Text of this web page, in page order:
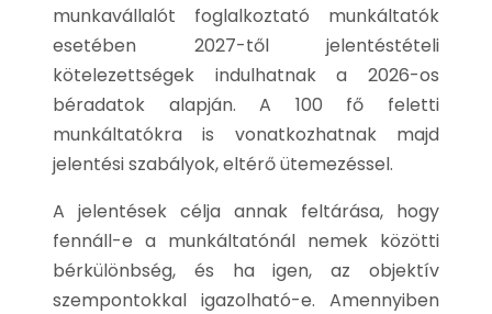
munkavállalót foglalkoztató munkáltatók
esetében 2027-től jelentéstételi
kötelezettségek indulhatnak a 2026-os
béradatok alapján. A 100 fő feletti
munkáltatókra is vonatkozhatnak majd
jelentési szabályok, eltérő ütemezéssel.
A jelentések célja annak feltárása, hogy
fennáll-e a munkáltatónál nemek közötti
bérkülönbség, és ha igen, az objektív
szempontokkal igazolható-e. Amennyiben